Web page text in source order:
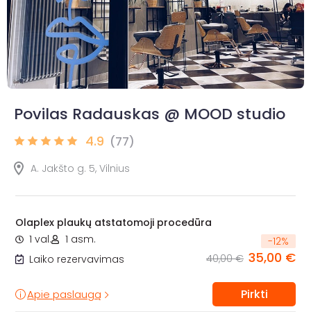
Povilas Radauskas @ MOOD studio
4.9 (77)
A. Jakšto g. 5, Vilnius
Olaplex plaukų atstatomoji procedūra
1 val.
1 asm.
Laiko rezervavimas
-12%
40,00 € 35,00 €
Apie paslaugą Pirkti